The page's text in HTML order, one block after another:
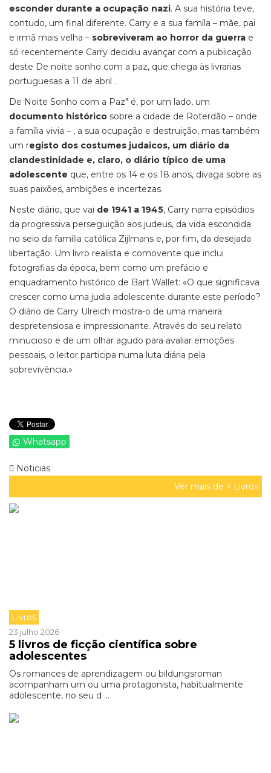
esconder durante a ocupação nazi. A sua história teve,
contudo, um final diferente. Carry e a sua famíla – mãe, pai
e irmã mais velha – sobreviveram ao horror da guerra e
só recentemente Carry decidiu avançar com a publicação
deste De noite sonho com a paz, que chega às livrarias
portuguesas a 11 de abril .
De Noite Sonho com a Paz" é, por um lado, um
documento histórico sobre a cidade de Roterdão – onde
a família vivia – , a sua ocupação e destruição, mas também
um registo dos costumes judaicos, um diário da
clandestinidade e, claro, o diário típico de uma
adolescente que, entre os 14 e os 18 anos, divaga sobre as
suas paixões, ambições e incertezas.
Neste diário, que vai de 1941 a 1945, Carry narra episódios
da progressiva perseguição aos judeus, da vida escondida
no seio da família católica Zijlmans e, por fim, da desejada
libertação. Um livro realista e comovente que inclui
fotografias da época, bem como um prefácio e
enquadramento histórico de Bart Wallet: «O que significava
crescer como uma judia adolescente durante este período?
O diário de Carry Ulreich mostra-o de uma maneira
despretensiosa e impressionante. Através do seu relato
minucioso e de um olhar agudo para avaliar emoções
pessoais, o leitor participa numa luta diária pela
sobrevivência.»
Whatsapp
Noticias
Ver mais de > Livros
Livros
23 julho 2026
5 livros de ficção científica sobre
adolescentes
Os romances de aprendizagem ou bildungsroman
acompanham um ou uma protagonista, habitualmente
adolescente, no seu d ...